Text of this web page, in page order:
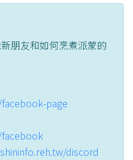
朋友和如何烹煮派蒙的
page
discord